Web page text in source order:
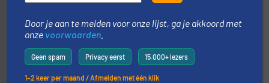
AB Weegtechniek (ABW) biedt naast een breed scala
aan weegapparatuur en -componenten diverse
Door je aan te melden voor onze lijst, ga je akkoord met
onze voorwaarden
Geen spam Privacy eerst 15.000+ lezers
1–2 keer per maand / Afmelden met één klik